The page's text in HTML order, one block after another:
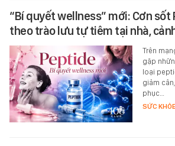
“Bí quyết wellness” mới: Cơn sốt
theo trào lưu tự tiêm tại nhà,
Trên
gặp
loại
giảm
phục…
SỨC KHỎE